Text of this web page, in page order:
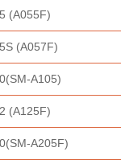
(A055F)
(A057F)
A105)
(A125F)
A205F)